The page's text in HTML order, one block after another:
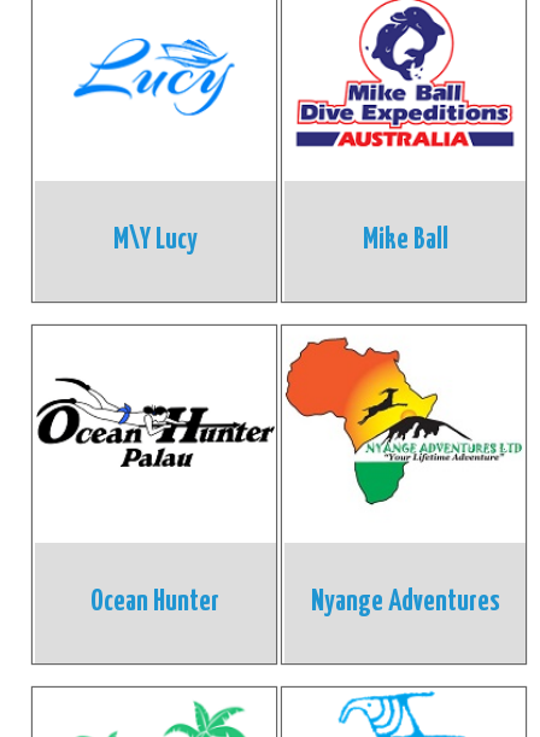
Mike Ball
M\Y Lucy
Nyange Adventures
Ocean Hunter